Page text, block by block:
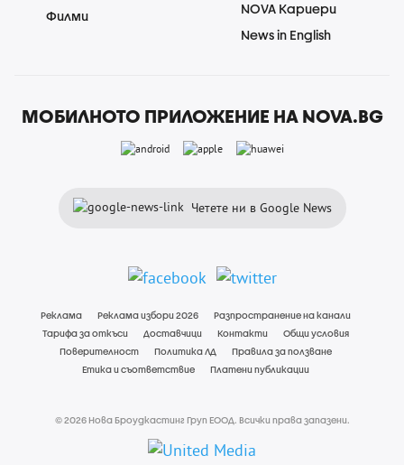
Филми
NOVA Кариери
News in English
МОБИЛНОТО ПРИЛОЖЕНИЕ НА NOVA.BG
Четете ни в Google News
Реклама Реклама избори 2026
Разпространение на канали
Тарифа за откъси
Доставчици Контакти
Общи условия
Поверителност
Политика ЛД
Правила за ползване
Етика и съответствие
Платени публикации
© 2026 Нова Броудкастинг Груп ЕООД. Всички права запазени.